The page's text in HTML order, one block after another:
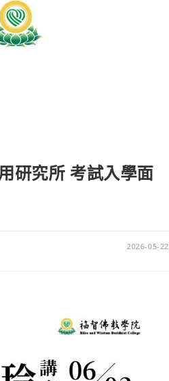
研究所 考試入學面
2026-05-22